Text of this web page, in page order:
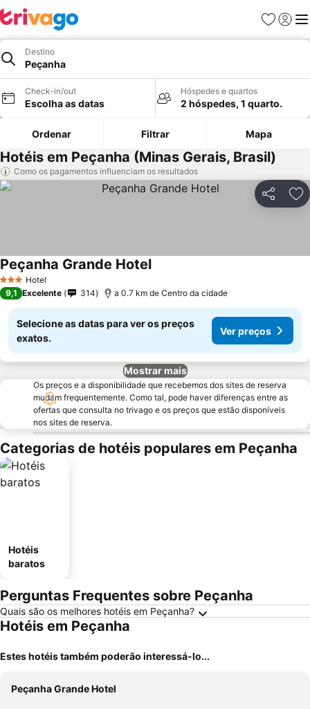
Favoritos
Iniciar
Destino
Peçanha
Check-in/out
Escolha as datas
Hóspedes e quartos
2 hóspedes, 1 quarto.
Ordenar Filtrar Mapa
Hotéis em Peçanha (Minas Gerais, Brasil)
Como os pagamentos influenciam os resultados
Partilhar
3 EstrelasHotel
Peçanha Grande HotelVer preços
9,1 Excelente 314 a 0.7 km de Centro da cidade
Selecione as datas para ver os preços
exatos.
Ver preços
Mostrar mais
Os preços e a disponibilidade que recebemos dos sites de reserva
mudam frequentemente. Como tal, pode haver diferenças entre as
ofertas que consulta no trivago e os preços que estão disponíveis
nos sites de reserva.
Categorias de hotéis populares em Peçanha
Hotéis
baratos
Perguntas Frequentes sobre Peçanha
Quais são os melhores hotéis em Peçanha?
Hotéis em Peçanha
Estes hotéis também poderão interessá-lo...
Peçanha Grande Hotel